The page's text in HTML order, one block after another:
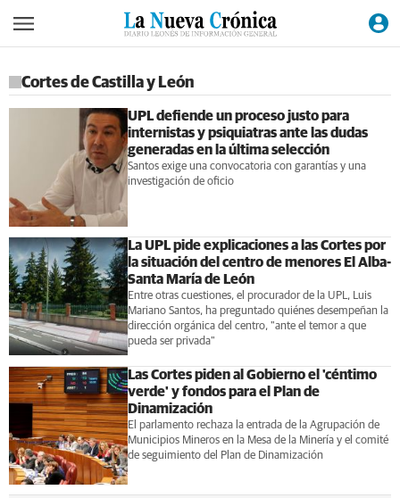
Cortes de Castilla y León
UPL defiende un proceso justo para
internistas y psiquiatras ante las dudas
generadas en la última selección
Santos exige una convocatoria con garantías y una
investigación de oficio
La UPL pide explicaciones a las Cortes por
la situación del centro de menores El Alba-
Santa María de León
Entre otras cuestiones, el procurador de la UPL, Luis
Mariano Santos, ha preguntado quiénes desempeñan la
dirección orgánica del centro, "ante el temor a que
pueda ser privada"
Las Cortes piden al Gobierno el 'céntimo
verde' y fondos para el Plan de
Dinamización
El parlamento rechaza la entrada de la Agrupación de
Municipios Mineros en la Mesa de la Minería y el comité
de seguimiento del Plan de Dinamización